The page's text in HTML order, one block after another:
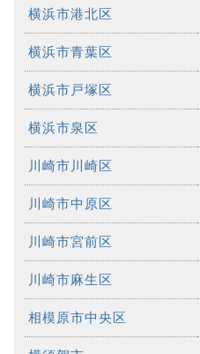
横浜市港北区
横浜市青葉区
横浜市戸塚区
横浜市泉区
川崎市川崎区
川崎市中原区
川崎市宮前区
川崎市麻生区
相模原市中央区